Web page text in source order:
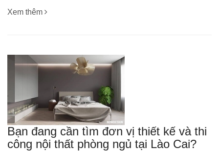
Xem thêm
Bạn đang cần tìm đơn vị thiết kế và thi
công nội thất phòng ngủ tại Lào Cai?